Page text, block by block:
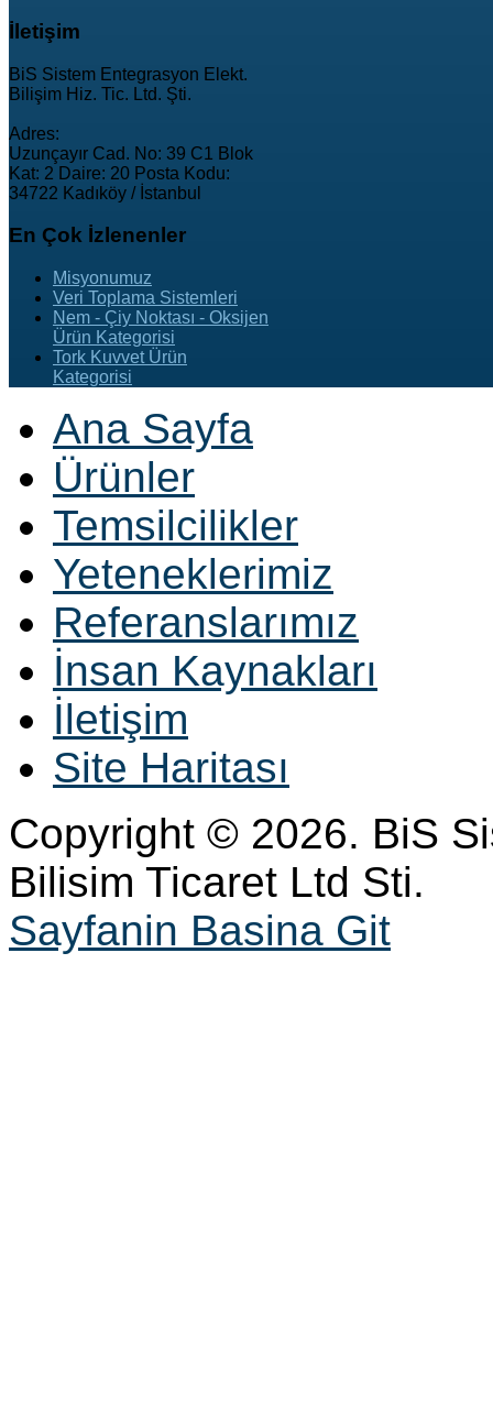
İletişim
BiS Sistem Entegrasyon Elekt.
Bilişim Hiz. Tic. Ltd. Şti.
Adres:
Uzunçayır Cad. No: 39 C1 Blok
Kat: 2 Daire: 20 Posta Kodu:
34722 Kadıköy / İstanbul
En Çok İzlenenler
Misyonumuz
Veri Toplama Sistemleri
Nem - Çiy Noktası - Oksijen
Ürün Kategorisi
Tork Kuvvet Ürün
Kategorisi
Ana Sayfa
Ürünler
Temsilcilikler
Yeteneklerimiz
Referanslarımız
İnsan Kaynakları
İletişim
Site Haritası
Copyright © 2026. BiS
Bilisim Ticaret Ltd Sti.
Sayfanin Basina Git